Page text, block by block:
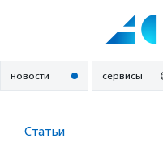
новости сервисы
Статьи